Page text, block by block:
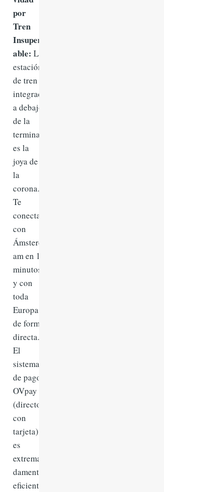
por
Tren
Insuper
able: La
estación
de tren
integrad
a debajo
de la
terminal
es la
joya de
la
corona.
Te
conecta
con
Ámsterd
am en 15
minutos
y con
toda
Europa
de forma
directa.
El
sistema
de pago
OVpay
(directo
con
tarjeta)
es
extrema
damente
eficiente.